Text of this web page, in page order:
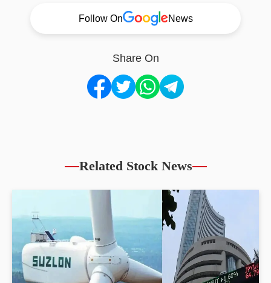
Follow On News
Share On
Related Stock News